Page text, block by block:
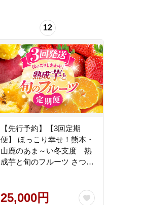
12
【先行予約】【3回定期
便】 ほっこり幸せ！熊本・
山鹿のあま～い冬支度 熟
成芋と旬のフルーツ さつま
25,000円